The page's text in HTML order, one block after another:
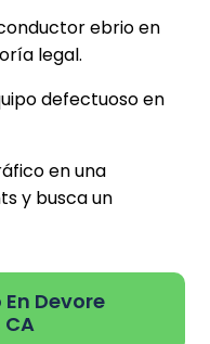
ebrio en
legal.
defectuoso en
en una
y busca un
Devore